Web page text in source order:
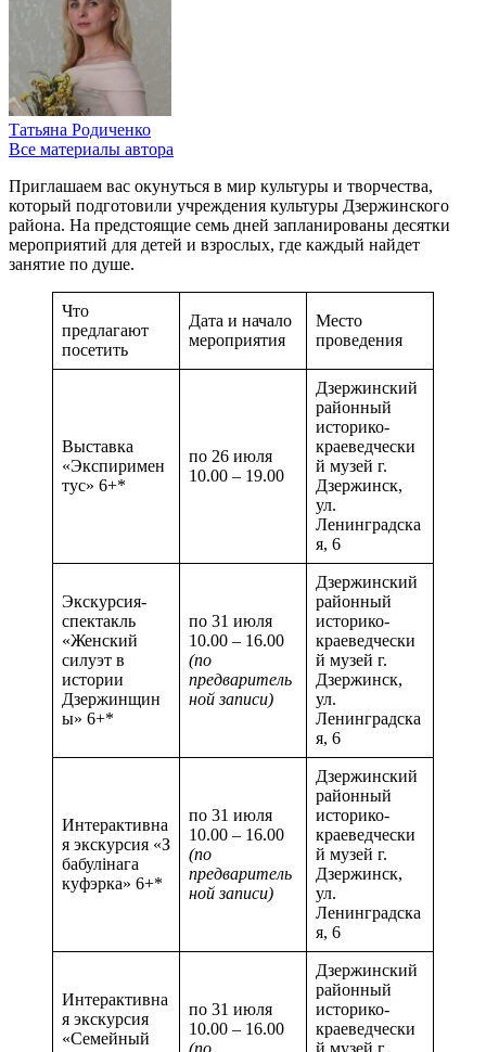
Татьяна Родиченко
Все материалы автора
Приглашаем вас окунуться в мир культуры и творчества,
который подготовили учреждения культуры Дзержинского
района. На предстоящие семь дней запланированы десятки
мероприятий для детей и взрослых, где каждый найдет
занятие по душе.
Что
предлагают
посетить
Дата и начало
мероприятия
Место
проведения
Выставка
«Экспиримен
тус» 6+*
по 26 июля
10.00 – 19.00
Дзержинский
районный
историко-
краеведчески
й музей г.
Дзержинск,
ул.
Ленинградска
я, 6
Экскурсия-
спектакль
«Женский
силуэт в
истории
Дзержинщин
ы» 6+*
по 31 июля
10.00 – 16.00
(по
предваритель
ной записи)
Дзержинский
районный
историко-
краеведчески
й музей г.
Дзержинск,
ул.
Ленинградска
я, 6
Интерактивна
я экскурсия «З
бабулінага
куфэрка» 6+*
по 31 июля
10.00 – 16.00
(по
предваритель
ной записи)
Дзержинский
районный
историко-
краеведчески
й музей г.
Дзержинск,
ул.
Ленинградска
я, 6
Интерактивна
я экскурсия
«Семейный
по 31 июля
10.00 – 16.00
(по
Дзержинский
районный
историко-
краеведчески
й музей г.